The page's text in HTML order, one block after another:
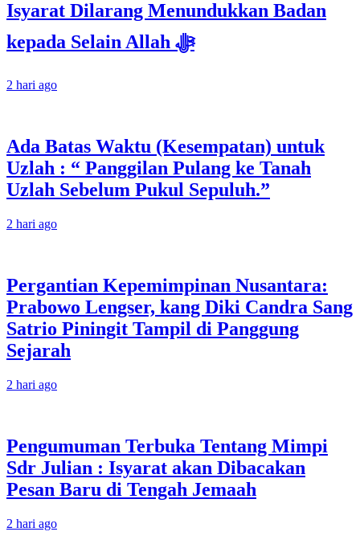
Isyarat Dilarang Menundukkan Badan
kepada Selain Allah ﷻ
2 hari ago
Ada Batas Waktu (Kesempatan) untuk
Uzlah : “ Panggilan Pulang ke Tanah
Uzlah Sebelum Pukul Sepuluh.”
2 hari ago
Pergantian Kepemimpinan Nusantara:
Prabowo Lengser, kang Diki Candra Sang
Satrio Piningit Tampil di Panggung
Sejarah
2 hari ago
Pengumuman Terbuka Tentang Mimpi
Sdr Julian : Isyarat akan Dibacakan
Pesan Baru di Tengah Jemaah
2 hari ago